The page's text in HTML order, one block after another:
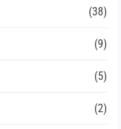
(38)
(9)
(5)
(2)